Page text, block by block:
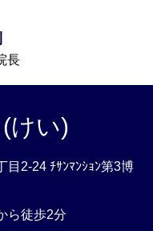
長
(けい)
2-24 ﾁｻﾝﾏﾝｼｮﾝ第3博
ら徒歩2分